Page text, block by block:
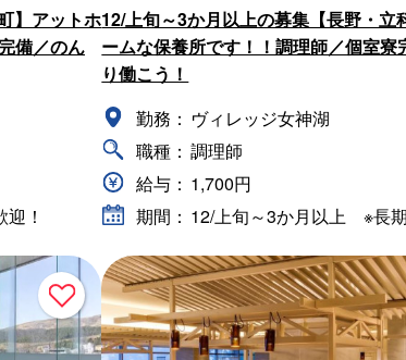
】アットホ
備／のん
！
12/上旬～3か月以上の募集【長野・立
ームな保養所です！！調理師／個室寮
り働こう！
勤務： ヴィレッジ女神湖
職種： 調理師
給与： 1,700円
期間： 12/上旬～3か月以上 ※長期